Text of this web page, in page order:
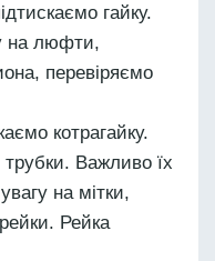
гайку.
на люфти,
перевіряємо
котрагайку.
Важливо їх
на мітки,
Рейка